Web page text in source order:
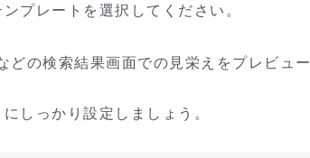
プレートを選択してください。
どの検索結果画面での見栄えをプレビュー
しっかり設定しましょう。